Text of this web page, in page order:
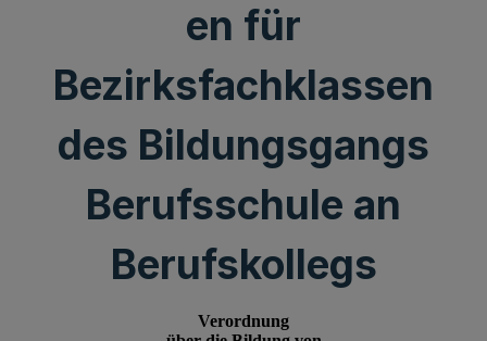
en für
Bezirksfachklassen
des Bildungsgangs
Berufsschule an
Berufskollegs